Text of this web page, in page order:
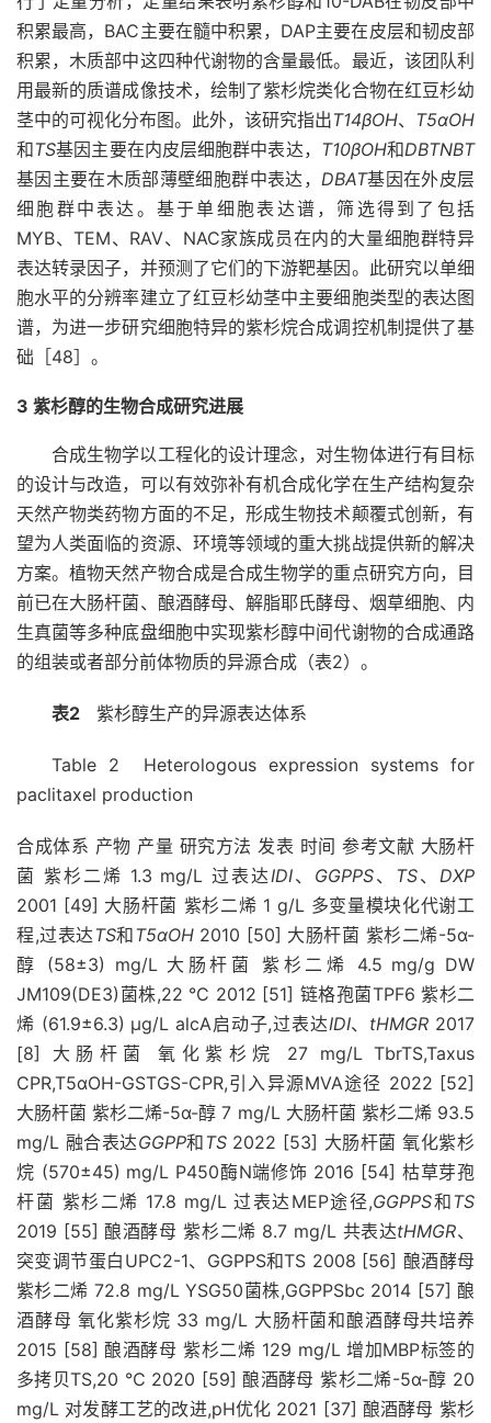
积累最高，BAC主要在髓中积累，DAP主要在皮层和韧皮部
积累，木质部中这四种代谢物的含量最低。最近，该团队利
用最新的质谱成像技术，绘制了紫杉烷类化合物在红豆杉幼
茎中的可视化分布图。此外，该研究指出T14βOH、 T5αOH
和TS基因主要在内皮层细胞群中表达， T10βOH和DBTNBT
基因主要在木质部薄壁细胞群中表达， DBAT基因在外皮层
细胞群中表达。基于单细胞表达谱，筛选得到了包括
MYB、TEM、RAV、NAC家族成员在内的大量细胞群特异
表达转录因子，并预测了它们的下游靶基因。此研究以单细
胞水平的分辨率建立了红豆杉幼茎中主要细胞类型的表达图
谱，为进一步研究细胞特异的紫杉烷合成调控机制提供了基
础［48］。
3 紫杉醇的生物合成研究进展
合成生物学以工程化的设计理念，对生物体进行有目标
的设计与改造，可以有效弥补有机合成化学在生产结构复杂
天然产物类药物方面的不足，形成生物技术颠覆式创新，有
望为人类面临的资源、环境等领域的重大挑战提供新的解决
方案。植物天然产物合成是合成生物学的重点研究方向，目
前已在大肠杆菌、酿酒酵母、解脂耶氏酵母、烟草细胞、内
生真菌等多种底盘细胞中实现紫杉醇中间代谢物的合成通路
的组装或者部分前体物质的异源合成（表2）。
表2 紫杉醇生产的异源表达体系
Table 2 Heterologous expression systems for
paclitaxel production
合成体系 产物 产量 研究方法 发表 时间 参考文献 大肠杆
菌 紫杉二烯 1.3 mg/L 过表达IDI、 GGPPS、 TS、DXP
2001 [49] 大肠杆菌 紫杉二烯 1 g/L 多变量模块化代谢工
程,过表达TS和T5αOH2010 [50] 大肠杆菌 紫杉二烯-5α-
醇 (58±3) mg/L 大肠杆菌 紫杉二烯 4.5 mg/g DW
JM109(DE3)菌株,22 °C 2012 [51] 链格孢菌TPF6 紫杉二
烯 (61.9±6.3) μg/L alcA启动子,过表达IDI、 tHMGR 2017
[8] 大肠杆菌 氧化紫杉烷 27 mg/L TbrTS,Taxus
CPR,T5αOH-GSTGS-CPR,引入异源MVA途径 2022 [52]
大肠杆菌 紫杉二烯-5α-醇 7 mg/L 大肠杆菌 紫杉二烯 93.5
mg/L 融合表达GGPP和TS2022 [53] 大肠杆菌 氧化紫杉
烷 (570±45) mg/L P450酶N端修饰 2016 [54] 枯草芽孢
杆菌 紫杉二烯 17.8 mg/L 过表达MEP途径,GGPPS和TS
2019 [55] 酿酒酵母 紫杉二烯 8.7 mg/L 共表达tHMGR、
突变调节蛋白UPC2-1、GGPPS和TS 2008 [56] 酿酒酵母
紫杉二烯 72.8 mg/L YSG50菌株,GGPPSbc 2014 [57] 酿
酒酵母 氧化紫杉烷 33 mg/L 大肠杆菌和酿酒酵母共培养
2015 [58] 酿酒酵母 紫杉二烯 129 mg/L 增加MBP标签的
多拷贝TS,20 ℃ 2020 [59] 酿酒酵母 紫杉二烯-5α-醇 20
mg/L 对发酵工艺的改进,pH优化 2021 [37] 酿酒酵母 紫杉